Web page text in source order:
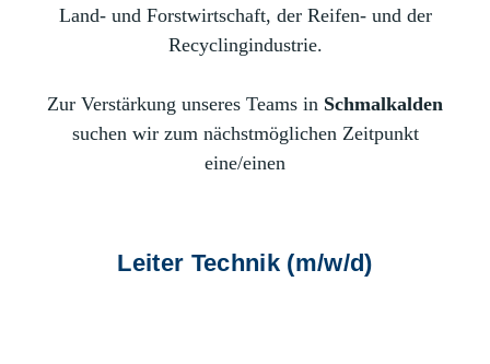
Land- und Forstwirtschaft, der Reifen- und der
Recyclingindustrie.
Zur Verstärkung unseres Teams in Schmalkalden
suchen wir zum nächstmöglichen Zeitpunkt
eine/einen
Leiter Technik (m/w/d)